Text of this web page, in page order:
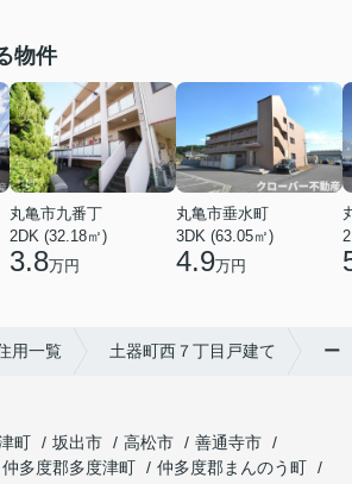
物件
丸亀市九番丁
2DK (32.18㎡)
3.8万円
丸亀市垂水町
3DK (63.05㎡)
4.9万円
用一覧 土器町西７丁目戸建て ー
町 坂出市 高松市
善通寺市
仲多度郡多度津町
仲多度郡まんのう町